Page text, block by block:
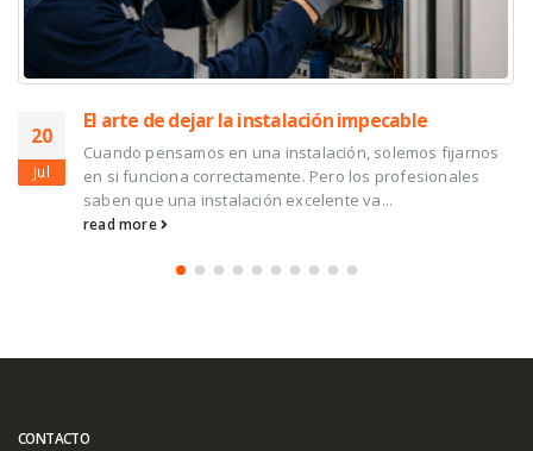
20
Jul
El arte de dejar la instalación impecable
Cuando pensamos en una instalación, solemos fijarnos
en si funciona correctamente. Pero los profesionales
saben que una instalación excelente va...
read more
CONTACTO